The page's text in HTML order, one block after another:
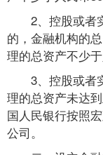
2、控股或者
的，金融机构的
理的总资产不少
3、控股或者实
理的总资产未达
国人民银行按照
公司。